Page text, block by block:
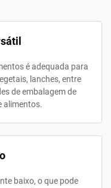
é adequada para
lanches, entre
de embalagem de
alimentos.
baixo, o que pode